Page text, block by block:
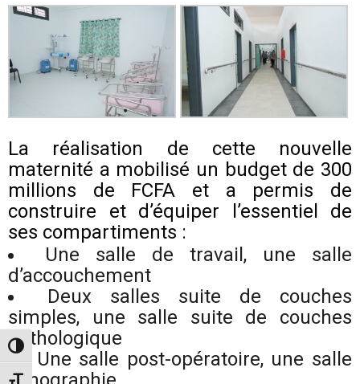
Toggle High Contrast
La réalisation de cette nouvelle
maternité a mobilisé un budget de 300
millions de FCFA et a permis de
construire et d’équiper l’essentiel de
ses compartiments :
Une salle de travail, une salle
d’accouchement
Deux salles suite de couches
simples, une salle suite de couches
pathologique
Une salle post-opératoire, une salle